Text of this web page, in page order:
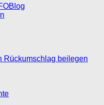
Rückumschlag beilegen